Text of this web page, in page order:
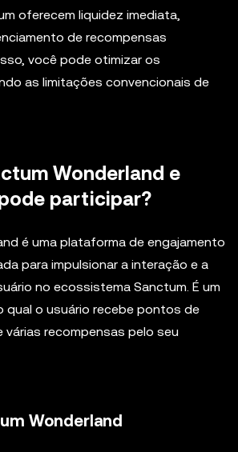
oferecem liquidez imediata,
de recompensas
você pode otimizar os
as limitações convencionais de
Wonderland e
participar?
é uma plataforma de engajamento
para impulsionar a interação e a
no ecossistema Sanctum. É um
qual o usuário recebe pontos de
várias recompensas pelo seu
Wonderland